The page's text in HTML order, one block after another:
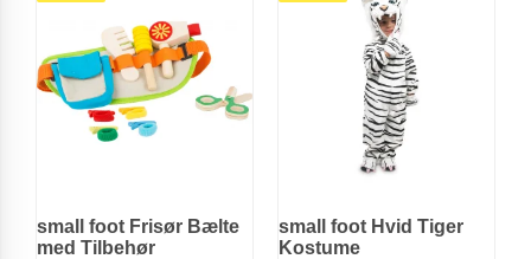
small foot Frisør Bælte
med Tilbehør
small foot Hvid Tiger
Kostume